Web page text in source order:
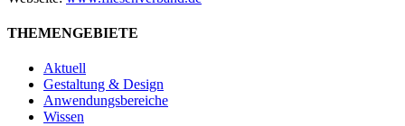
THEMENGEBIETE
Aktuell
Gestaltung & Design
Anwendungsbereiche
Wissen